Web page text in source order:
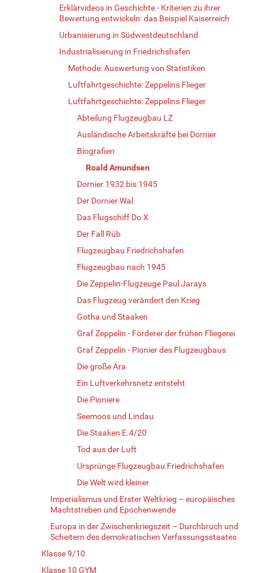
Erklärvideos in Geschichte - Kriterien zu ihrer
Bewertung entwickeln: das Beispiel Kaiserreich
Urbanisierung in Südwestdeutschland
Industrialisierung in Friedrichshafen
Methode: Auswertung von Statistiken
Luftfahrtgeschichte: Zeppelins Flieger
Luftfahrtgeschichte: Zeppelins Flieger
Abteilung Flugzeugbau LZ
Ausländische Arbeitskräfte bei Dornier
Biografien
Roald Amundsen
Dornier 1932 bis 1945
Der Dornier Wal
Das Flugschiff Do X
Der Fall Rüb
Flugzeugbau Friedrichshafen
Flugzeugbau nach 1945
Die Zeppelin-Flugzeuge Paul Jarays
Das Flugzeug verändert den Krieg
Gotha und Staaken
Graf Zeppelin - Förderer der frühen Fliegerei
Graf Zeppelin - Pionier des Flugzeugbaus
Die große Ära
Ein Luftverkehrsnetz entsteht
Die Pioniere
Seemoos und Lindau
Die Staaken E.4/20
Tod aus der Luft
Ursprünge Flugzeugbau Friedrichshafen
Die Welt wird kleiner
Imperialismus und Erster Weltkrieg – europäisches
Machtstreben und Epochenwende
Europa in der Zwischenkriegszeit – Durchbruch und
Scheitern des demokratischen Verfassungsstaates
Klasse 9/10
Klasse 10 GYM